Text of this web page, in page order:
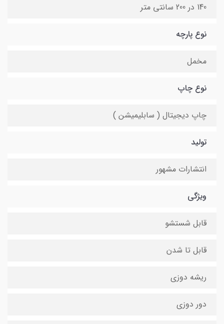
140 در 200 سانتی متر
نوع پارچه
مخمل
نوع چاپ
چاپ دیجیتال ( سابلیمیشن )
تولید
انتشارات مشهور
ویژگی
قابل شستشو
قابل تا شدن
ریشه دوزی
دور دوزی